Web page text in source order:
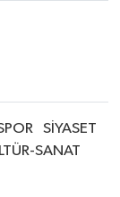
SİYASET
SANAT